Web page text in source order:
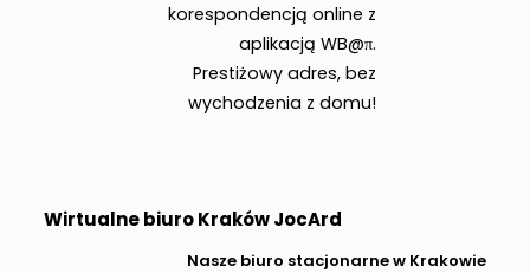
korespondencją online z
aplikacją WB@π.
Prestiżowy adres, bez
wychodzenia z domu!
Wirtualne biuro Kraków JocArd
Nasze biuro stacjonarne w Krakowie